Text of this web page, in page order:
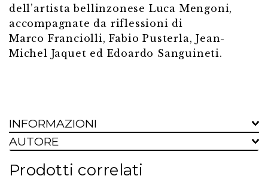
dell’artista bellinzonese Luca Mengoni,
accompagnate da riflessioni di
Marco Franciolli, Fabio Pusterla, Jean-
Michel Jaquet ed Edoardo Sanguineti.
INFORMAZIONI
AUTORE
Prodotti correlati